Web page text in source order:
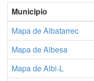
Municipio
Mapa de Albatarrec
Mapa de Albesa
Mapa de Albi-L